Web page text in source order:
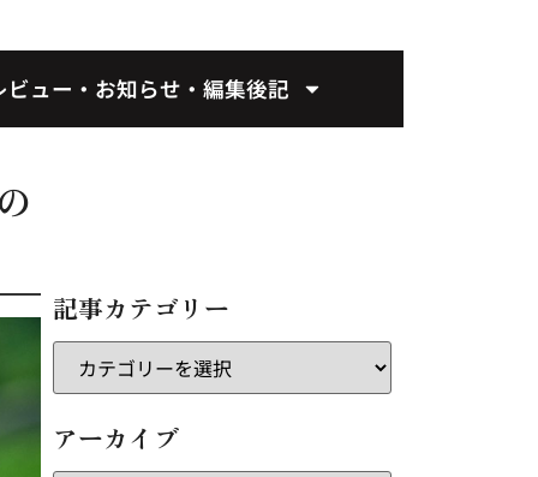
ビュー・お知らせ・編集後記
記事カテゴリー
アーカイブ